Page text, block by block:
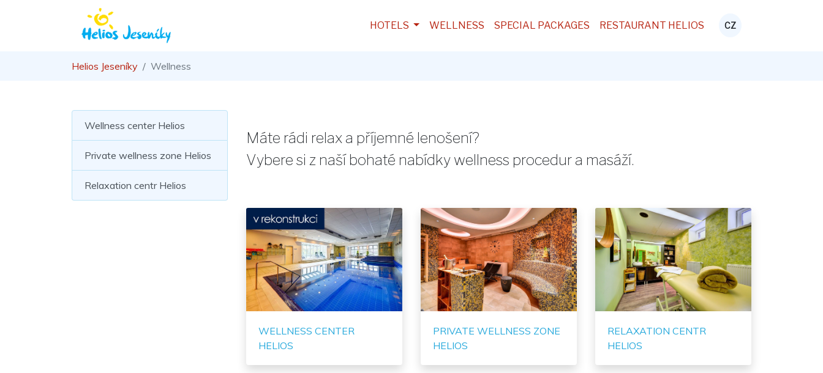
HOTELS WELLNESS SPECIAL PACKAGES RESTAURANT HELIOS CZ
Helios Jeseníky Wellness
Máte rádi relax a příjemné lenošení?
Vybere si z naší bohaté nabídky wellness procedur a masáží.
WELLNESS CENTER
HELIOS
PRIVATE WELLNESS ZONE
HELIOS
RELAXATION CENTR
HELIOS
Wellness center Helios
Private wellness zone Helios
Relaxation centr Helios